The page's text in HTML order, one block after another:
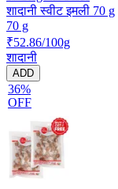
शादानी स्वीट इमली 70 g
70 g
₹52.86/100g
शादानी
ADD
36%
OFF